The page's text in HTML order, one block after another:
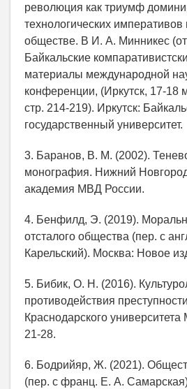
революция как триумф
технологических
обществе. В И. А. Минникес
Байкальские
материалы международной
конференции, (Иркутск, 17-18
стр. 214-219). Иркутск:
государственный университет.
3. Баранов, В. М. (2002).
монография. Нижний
академия МВД России.
4. Бенфилд, Э. (2019).
отсталого общества (пер. с
Карельский). Москва: Новое
5. Бибик, О. Н. (2016).
противодействия
Краснодарского
21-28.
6. Бодрийяр, Ж. (2021).
(пер. с франц. Е. А.